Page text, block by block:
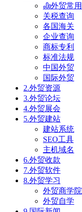
外贸常用
关税查询
各国海关
企业查询
商标专利
标准法规
中国外贸
国际外贸
2.外贸资源
3.外贸论坛
4.外贸展会
5.外贸建站
建站系统
SEO工具
主机域名
6.外贸收款
7.外贸软件
8.外贸学习
外贸商学院
外贸自学